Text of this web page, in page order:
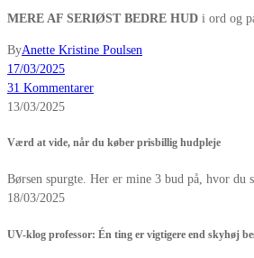
MERE AF SERIØST BEDRE HUD i ord og
ByAnette Kristine Poulsen
17/03/2025
31 Kommentarer
13/03/2025
Værd at vide, når du køber prisbillig hudpleje
Børsen spurgte. Her er mine 3 bud på, hvor du
18/03/2025
UV-klog professor: Én ting er vigtigere end skyhøj